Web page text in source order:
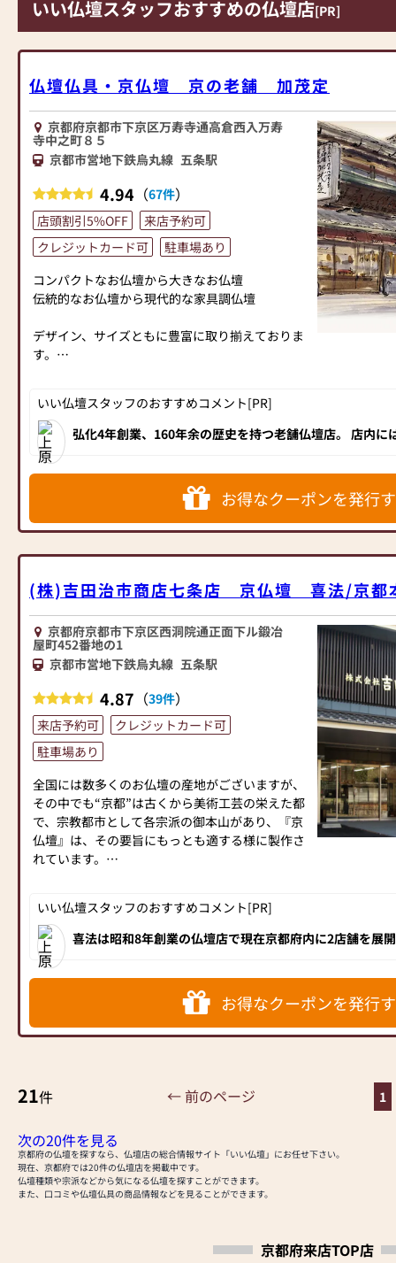
いい仏壇スタッフおすすめの仏壇店[PR]
仏壇仏具・京仏壇 京の老舗 加茂定
京都府京都市下京区万寿寺通高倉西入万寿
寺中之町８５
京都市営地下鉄烏丸線 五条駅
4.94 （67件）
店頭割引5%OFF
来店予約可
クレジットカード可
駐車場あり
コンパクトなお仏壇から大きなお仏壇
伝統的なお仏壇から現代的な家具調仏壇
デザイン、サイズともに豊富に取り揃えておりま
す。
い。
配達から仏壇・仏具の設置まで責任をもって行い
ます。
仏具の取り扱い説明も致します。
配達料・設置料ともに無料です。
※ご遠方の方、お仏壇サイズによってはご相談さ
ご購入後もお困りごとがあれば、何なりとお申し
京都市営地下鉄烏丸線 五条駅 北出口(1)番出口よ
り徒歩10分
駐車場も完備しておりますので、電車でもお車で
も安心してお越しいただけます。
《 沿革 》
江戸時代末期の弘化四年（一八四七）に本家加茂
吉より分家した初代定治郎が、明治八年、現在地
を購入し古道具商ならびに仏壇仏具商として開店
したのが始まりです。
二代目定三郎の頃より、仏壇制作を手がけるよう
になり、三代目定次郎にいたりましては、内外産
業博覧会ならびに大礼記念京都大博覧会で金賞、
舗」に表彰されました。
平成三年、現当主定治が、先代の意思を継承し五
代目を相続、平成十七年から長男 裕人が加わり
現在に至っております。
平成29年2月に東京で開催されました第23回全仏
お仏壇のご購入に際し、お客様には疑問やご要望
をお持ちになられています。それぞれのお客様に
相応しいご提案を第一に考えております。
いい仏壇スタッフのおすすめコメント[PR]
弘化4年創業、160年余の歴史を持つ老舗仏壇店。 店内に
らおしゃれな京モダン仏壇まで匠の技とセンスが光るお
お得なクーポンを発行
(株)吉田治市商店七条店 京仏壇 喜法/京都
京都府京都市下京区西洞院通正面下ル鍛冶
屋町452番地の1
京都市営地下鉄烏丸線 五条駅
4.87 （39件）
来店予約可
クレジットカード可
駐車場あり
全国には数多くのお仏壇の産地がございますが、
その中でも“京都”は古くから美術工芸の栄えた都
で、宗教都市として各宗派の御本山があり、『京
仏壇』は、その要旨にもっとも適する様に製作さ
れています。
販売の「当店」に御用命下さい。
『より高品質を納得価格で』が「当店」のモット
ーです。
お仏壇、仏具の御新調、別誂え、お修復等、何な
りとお気軽に御相談下さい。なお、寺院用仏具の
御用命も承ります。各種御見積りは無料にて致し
す。）
【取扱い品目と営業事項】
・各宗派金仏壇、唐木仏壇、各種仏像・仏具、念
珠、線香、蝋燭など。
・お仏壇のお修理・お洗濯。
・お位牌の文字彫り、念数の修理、掛軸の表具。
いい仏壇スタッフのおすすめコメント[PR]
喜法は昭和8年創業の仏壇店で現在京都府内に2店舗を展
仏壇、家具調仏壇など豊富な仏壇を取り揃えています。
お得なクーポンを発行
21件 ← 前のページ 1
次の20件を見る
京都府の仏壇を探すなら、仏壇店の総合情報サイト「いい仏壇」にお任せ下さい。
現在、京都府では20件の仏壇店を掲載中です。
仏壇種類や宗派などから気になる仏壇を探すことができます。
また、口コミや仏壇仏具の商品情報などを見ることができます。
京都府来店TOP店